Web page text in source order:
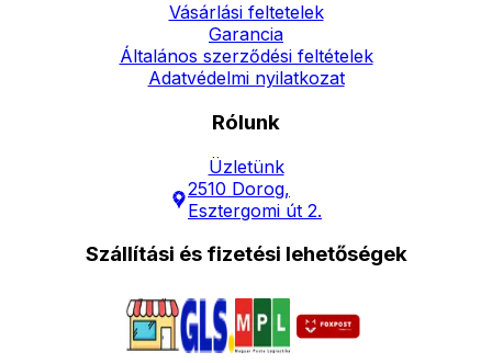
Vásárlási feltetelek
Garancia
Általános szerződési feltételek
Adatvédelmi nyilatkozat
Rólunk
Üzletünk
2510 Dorog,
Esztergomi út 2.
Szállítási és fizetési lehetőségek